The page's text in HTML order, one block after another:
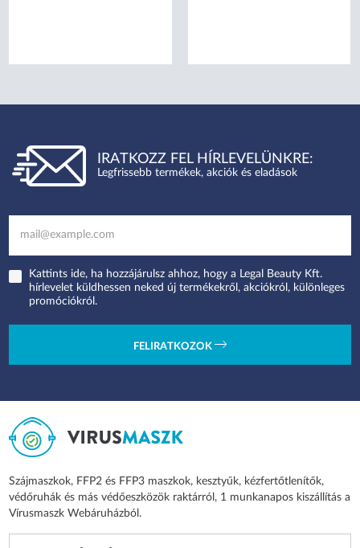
IRATKOZZ FEL HÍRLEVELÜNKRE:
Legfrissebb termékek, akciók és eladások
Kattints ide, ha hozzájárulsz ahhoz, hogy a Legal Beauty Kft.
hírlevelet küldhessen neked új termékekről, akciókról, különleges
promóciókról.
FELIRATKOZOK
Szájmaszkok, FFP2 és FFP3 maszkok, kesztyűk, kézfertőtlenítők,
védőruhák és más védőeszközök raktárról, 1 munkanapos kiszállítás a
Vírusmaszk Webáruházból.